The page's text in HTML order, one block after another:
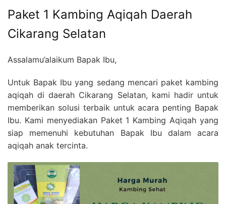
Paket 1 Kambing Aqiqah Daerah
Cikarang Selatan
Assalamu’alaikum Bapak Ibu,
Untuk Bapak Ibu yang sedang mencari paket kambing
aqiqah di daerah Cikarang Selatan, kami hadir untuk
memberikan solusi terbaik untuk acara penting Bapak
Ibu. Kami menyediakan Paket 1 Kambing Aqiqah yang
siap memenuhi kebutuhan Bapak Ibu dalam acara
aqiqah anak tercinta.